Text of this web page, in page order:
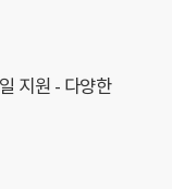
지원 - 다양한